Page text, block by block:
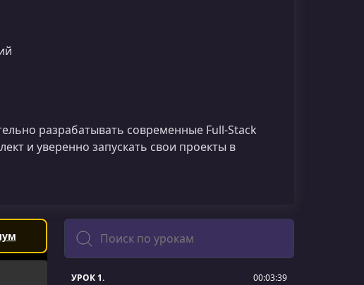
разрабатывать современные Full-Stack
и уверенно запускать свои проекты в
Поиск
УРОК 1. 00:03:39